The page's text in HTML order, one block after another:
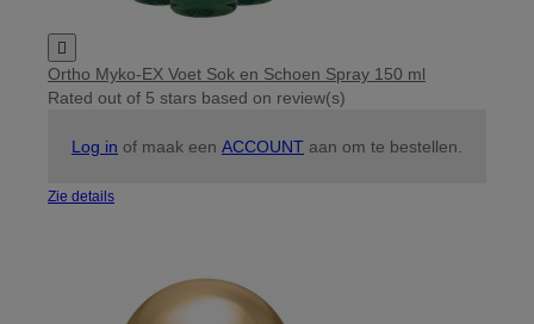

Ortho Myko-EX Voet Sok en Schoen Spray 150 ml
Rated out of 5 stars based on review(s)
Log in of maak een ACCOUNT aan om te bestellen.
Zie details